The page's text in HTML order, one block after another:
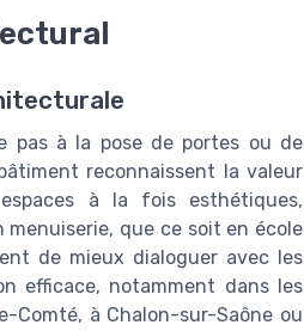
pas à la pose de portes ou de
reconnaissent la valeur
à la fois esthétiques,
que ce soit en école
de mieux dialoguer avec les
efficace, notamment dans les
Comté, à Chalon-sur-Saône ou